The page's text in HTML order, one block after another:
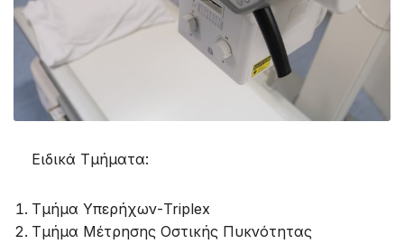
Ειδικά Τμήματα:
Τμήμα Υπερήχων-Triplex
Τμήμα Μέτρησης Οστικής Πυκνότητας